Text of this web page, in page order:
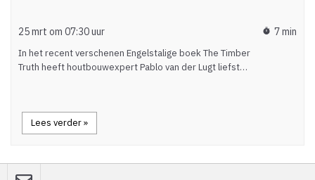
25 mrt om 07:30 uur timer 7 min
In het recent verschenen Engelstalige boek The Timber
Truth heeft houtbouwexpert Pablo van der Lugt liefst…
Lees verder »